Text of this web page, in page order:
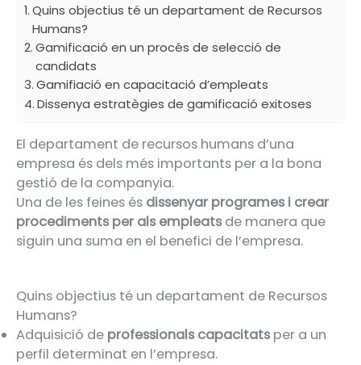
Quins objectius té un departament de Recursos
Humans?
Gamificació en un procés de selecció de
candidats
Gamifiació en capacitació d’empleats
Dissenya estratègies de gamificació exitoses
El departament de recursos humans d’una
empresa és dels més importants per a la bona
gestió de la companyia.
Una de les feines és dissenyar programes i crear
procediments per als empleats de manera que
siguin una suma en el benefici de l’empresa.
Quins objectius té un departament de Recursos
Humans?
Adquisició de professionals capacitats per a un
perfil determinat en l’empresa.